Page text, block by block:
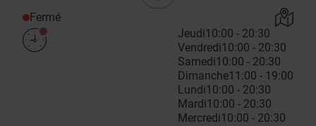
Fermé
Jeudi10:00 - 20:30
Vendredi10:00 - 20:30
Samedi10:00 - 20:30
Dimanche11:00 - 19:00
Lundi10:00 - 20:30
Mardi10:00 - 20:30
Mercredi10:00 - 20:30